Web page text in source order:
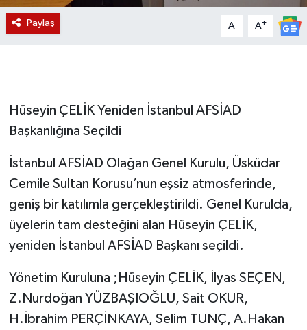
Paylaş A- A+
Hüseyin ÇELİK Yeniden İstanbul AFSİAD
Başkanlığına Seçildi
İstanbul AFSİAD Olağan Genel Kurulu, Üsküdar
Cemile Sultan Korusu’nun eşsiz atmosferinde,
geniş bir katılımla gerçekleştirildi. Genel Kurulda,
üyelerin tam desteğini alan Hüseyin ÇELİK,
yeniden İstanbul AFSİAD Başkanı seçildi.
Yönetim Kuruluna ;Hüseyin ÇELİK, İlyas SEÇEN,
Z.Nurdoğan YÜZBAŞIOĞLU, Sait OKUR,
H.İbrahim PERÇİNKAYA, Selim TUNÇ, A.Hakan